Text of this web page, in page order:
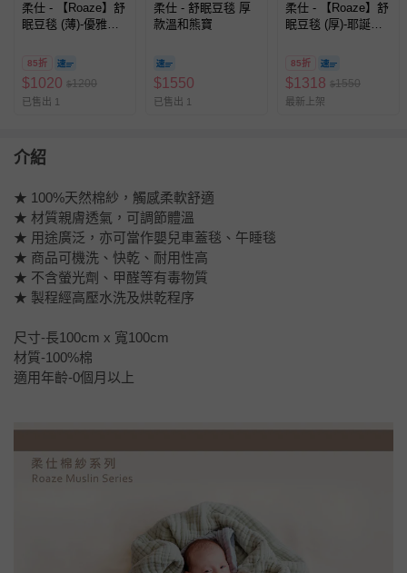
柔仕 - 【Roaze】舒
眠豆毯 (薄)-優雅花
85折
$1020 $1200
已售出 1
柔仕 - 舒眠豆毯 厚
款溫和熊寶
$1550
已售出 1
柔仕 - 【Roaze】舒
眠豆毯 (厚)-耶誕白
85折
$1318 $1550
最新上架
介紹
★ 100%天然棉紗，觸感柔軟舒適
★ 材質親膚透氣，可調節體溫
★ 用途廣泛，亦可當作嬰兒車蓋毯、午睡毯
★ 商品可機洗、快乾、耐用性高
★ 不含螢光劑、甲醛等有毒物質
★ 製程經高壓水洗及烘乾程序
尺寸-長100cm x 寬100cm
材質-100%棉
適用年齡-0個月以上